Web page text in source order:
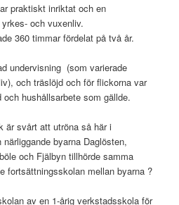
praktiskt inriktat och en
och vuxenliv.
360 timmar fördelat på två år.
undervisning (som varierade
och träslöjd och för flickorna var
hushållsarbete som gällde.
är svårt att utröna så här i
byarna Daglösten,
och Fjälbyn tillhörde samma
fortsättningsskolan mellan byarna ?
av en 1-årig verkstadsskola för